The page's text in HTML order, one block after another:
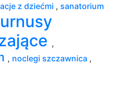
z dziećmi , sanatorium
,
, noclegi szczawnica ,